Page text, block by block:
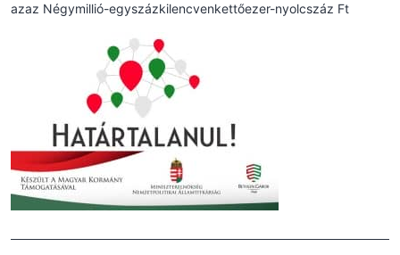
azaz Négymillió-egyszázkilencvenkettőezer-nyolcszáz Ft